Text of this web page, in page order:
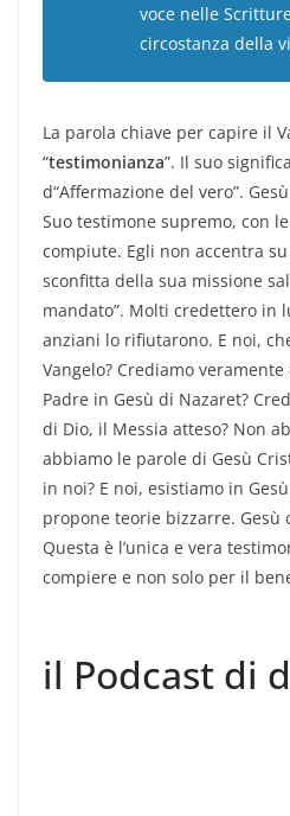
voce nelle
circostanza della
La parola chiave per capire il
“testimonianza”. Il suo
d“Affermazione del vero”.
Suo testimone supremo, con
compiute. Egli non accentra
sconfitta della sua missione
mandato”. Molti credettero in
anziani lo rifiutarono. E noi,
Vangelo? Crediamo
Padre in Gesù di Nazaret?
di Dio, il Messia atteso? Non
abbiamo le parole di Gesù
in noi? E noi, esistiamo in
propone teorie bizzarre. Gesù
Questa è l’unica e vera
compiere e non solo per il
il Podcast di